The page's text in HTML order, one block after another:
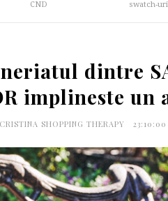
CND
swatch-
dintre
implineste un
CRISTINA SHOPPING THERAPY 23:10:00